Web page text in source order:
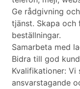
Ge rådgivning
tjänst. Skapa
beställningar.
Samarbeta med
Bidra till god
Kvalifikationer: Vi
ansvarstagande